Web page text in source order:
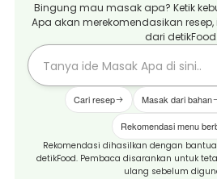
Bingung mau masak apa? Ketik
Apa akan merekomendasikan
dari detikFood.
Cari resep Masak dari bahan
Rekomendasi menu
Rekomendasi dihasilkan dengan
detikFood. Pembaca disarankan untuk
ulang sebelum